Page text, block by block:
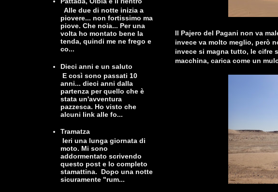
Il Pajero del Pagani non va
invece va molto meglio, però
invece si magna tutto, le cifre
macchina, carica come un
Alle due di notte inizia a
piovere... non fortissimo ma
piove. Che noia... Per una
volta ho montato bene la
tenda, quindi me ne frego e
co...
Dieci anni e un saluto
E così sono passati 10
anni... dieci anni dalla
partenza per quello che è
stata un'avventura
pazzesca. Ho visto che
alcuni link alle fo...
Tramatza
Ieri una lunga giornata di
moto. Mi sono
addormentato scrivendo
questo post e lo completo
stamattina. Dopo una notte
sicuramente "rum...